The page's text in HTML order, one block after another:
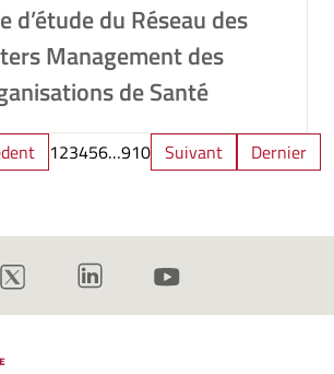
d’étude du Réseau des
Management des
de Santé
123456…910 Suivant Dernier